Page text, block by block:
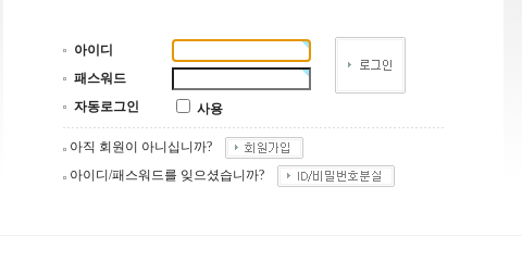
아이디
패스워드
자동로그인
사용
아직 회원이 아니십니까?
아이디/패스워드를 잊으셨습니까?